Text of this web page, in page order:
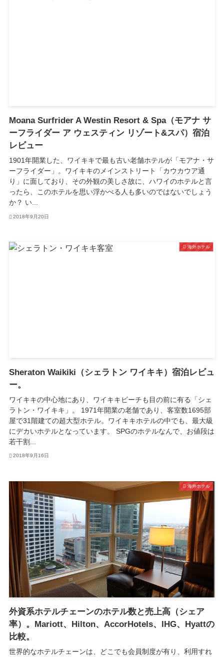
Moana Surfrider A Westin Resort & Spa（モアナ サ
ーフライダー ア ウェスティン リゾート&スパ）宿泊
レビュー
1901年開業した、ワイキキで最も古い老舗ホテルが「モアナ・サ
ーフライダー」。ワイキキのメインストリート「カウカウア通
り」に面しており、その外観の美しさ故に、ハワイのホテルと言
ったら、このホテルを思い浮かべる人も多いのではないでしょう
か？ い...
2018年9月20日
海外ホテル
Sheraton Waikiki（シェラトン ワイキキ）宿泊レビュ
ー。
ワイキキの中心地にあり、ワイキキビーチも目の前に有る「シェ
ラトン・ワイキキ」。 1971年開業の老舗であり、客室数1695部
屋で31階建ての超大型ホテル。ワイキキホテルの中でも、最大級
にデカいホテルとなっています。 SPGのホテルなんで、お値段は
若干割...
2018年9月16日
海外ホテル
外資系ホテルチェーンのホテル数と売上高（シェア
率）。Mariott、Hilton、AccorHotels、IHG、Hyattの
比較。
世界的なホテルチェーンは、どこでも会員制度が有り、利用すれ